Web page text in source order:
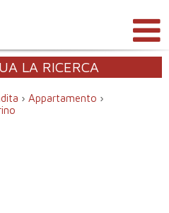
LA RICERCA
› Appartamento ›